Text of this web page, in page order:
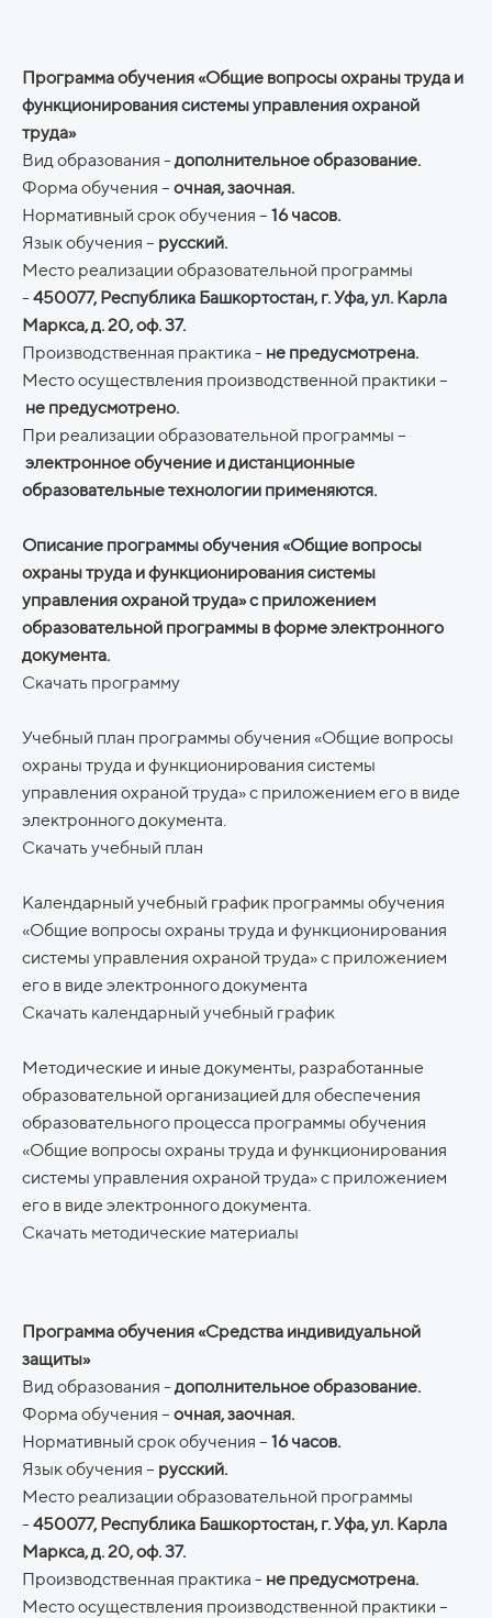
Программа обучения «Общие вопросы охраны труда и
функционирования системы управления охраной
труда»
Вид образования - дополнительное образование.
Форма обучения – очная, заочная.
Нормативный срок обучения – 16 часов.
Язык обучения – русский.
Место реализации образовательной программы
- 450077, Республика Башкортостан, г. Уфа, ул. Карла
Маркса, д. 20, оф. 37.
Производственная практика - не предусмотрена.
Место осуществления производственной практики –
не предусмотрено.
При реализации образовательной программы –
электронное обучение и дистанционные
образовательные технологии применяются.
Описание программы обучения «Общие вопросы
охраны труда и функционирования системы
управления охраной труда» с приложением
образовательной программы в форме электронного
документа.
Скачать программу
Учебный план программы обучения «Общие вопросы
охраны труда и функционирования системы
управления охраной труда» с приложением его в виде
электронного документа.
Скачать учебный план
Календарный учебный график программы обучения
«Общие вопросы охраны труда и функционирования
системы управления охраной труда» с приложением
его в виде электронного документа
Скачать календарный учебный график
Методические и иные документы, разработанные
образовательной организацией для обеспечения
образовательного процесса программы обучения
«Общие вопросы охраны труда и функционирования
системы управления охраной труда» с приложением
его в виде электронного документа.
Скачать методические материалы
Программа обучения «Средства индивидуальной
защиты»
Вид образования - дополнительное образование.
Форма обучения – очная, заочная.
Нормативный срок обучения – 16 часов.
Язык обучения – русский.
Место реализации образовательной программы
- 450077, Республика Башкортостан, г. Уфа, ул. Карла
Маркса, д. 20, оф. 37.
Производственная практика - не предусмотрена.
Место осуществления производственной практики –